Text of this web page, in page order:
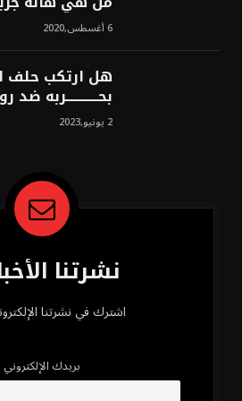
6 أغسطس,2020
هل ارتكب حلف
بحــــــــــــربه
روسيا الحتمي،
محسن 2 يونيو,2023
نشرتنا
اشترك في نشرتنا
بريدك الإلكتروني